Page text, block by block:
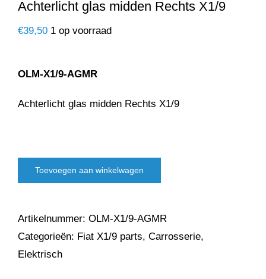
Achterlicht glas midden Rechts X1/9
€39,50 1 op voorraad
OLM-X1/9-AGMR
Achterlicht glas midden Rechts X1/9
Toevoegen aan winkelwagen
Artikelnummer: OLM-X1/9-AGMR
Categorieën: Fiat X1/9 parts, Carrosserie,
Elektrisch